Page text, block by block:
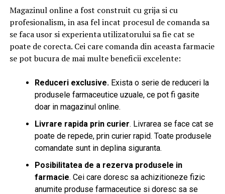
Magazinul online a fost construit cu grija si cu
profesionalism, in asa fel incat procesul de comanda sa
se faca usor si experienta utilizatorului sa fie cat se
poate de corecta. Cei care comanda din aceasta farmacie
se pot bucura de mai multe beneficii excelente:
Reduceri exclusive.Exista o serie de reduceri la
produsele farmaceutice uzuale, ce pot fi gasite
doar in magazinul online.
Livrare rapida prin curier. Livrarea se face cat se
poate de repede, prin curier rapid. Toate produsele
comandate sunt in deplina siguranta.
Posibilitatea de a rezerva produsele in
farmacie. Cei care doresc sa achizitioneze fizic
anumite produse farmaceutice si doresc sa se